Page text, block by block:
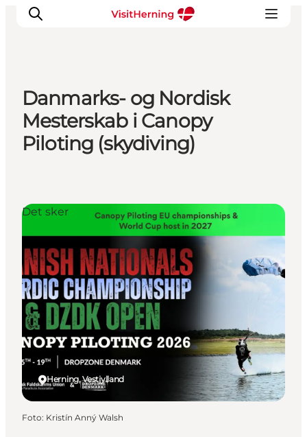
Det sker
Spis, drik og shop
Kunstlandet
Sov godt
Book overnatning
Danmarks- og Nordisk
Mesterskab i Canopy
Piloting (skydiving)
Herning, Vestjylland
Det sker
Foto: Kristín Anný Walsh